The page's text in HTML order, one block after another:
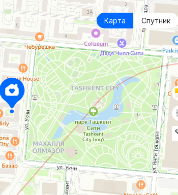
Карта Спутник